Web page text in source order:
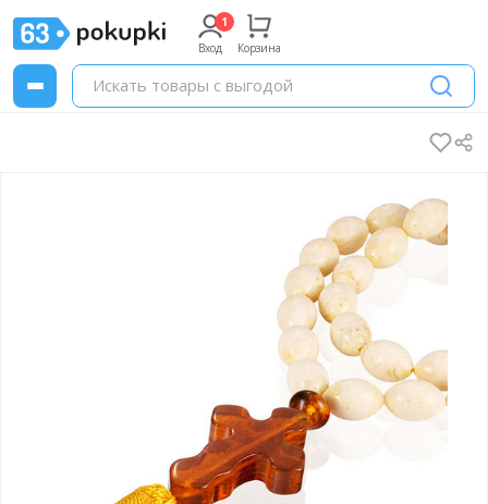
Вход Корзина